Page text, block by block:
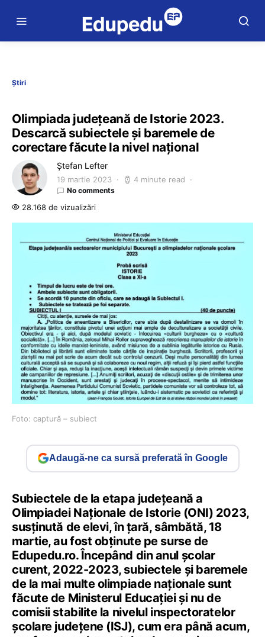
Știri
Olimpiada județeană de Istorie 2023.
Descarcă subiectele și baremele de
corectare făcute la nivel național
Ștefan Lefter
19 martie 2023 4 minute read
No comments
28.168 de vizualizări
Foto: captură – subiect
Adaugă-ne ca sursă preferată în Google
Subiectele de la etapa județeană a
Olimpiadei Naționale de Istorie (ONI) 2023,
susținută de elevi, în țară, sâmbătă, 18
martie, au fost obținute pe surse de
Edupedu.ro. Începând din anul școlar
curent, 2022-2023, subiectele și baremele
de la mai multe olimpiade naționale sunt
făcute de Ministerul Educației și nu de
comisii stabilite la nivelul inspectoratelor
școlare județene (ISJ), cum era până acum,